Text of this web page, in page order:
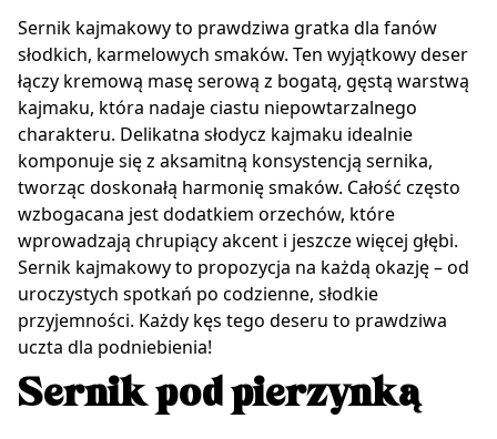
Sernik kajmakowy to prawdziwa gratka dla fanów
słodkich, karmelowych smaków. Ten wyjątkowy deser
łączy kremową masę serową z bogatą, gęstą warstwą
kajmaku, która nadaje ciastu niepowtarzalnego
charakteru. Delikatna słodycz kajmaku idealnie
komponuje się z aksamitną konsystencją sernika,
tworząc doskonałą harmonię smaków. Całość często
wzbogacana jest dodatkiem orzechów, które
wprowadzają chrupiący akcent i jeszcze więcej głębi.
Sernik kajmakowy to propozycja na każdą okazję – od
uroczystych spotkań po codzienne, słodkie
przyjemności. Każdy kęs tego deseru to prawdziwa
uczta dla podniebienia!
Sernik pod pierzynką